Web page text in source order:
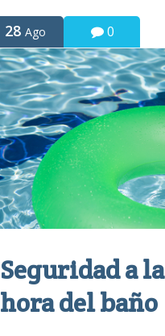
28 Ago 0
Seguridad a la
hora del baño